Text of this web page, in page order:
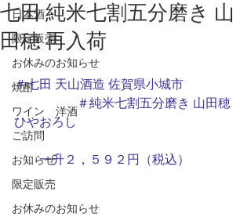
日本酒
限定販売
お休みのお知らせ
焼酎
ワイン 洋酒
ご訪問
お知らせ
限定販売
お休みのお知らせ
七田 純米七割五分磨き 山
田穂 再入荷
＃七田 天山酒造 佐賀県小城市
＃純米七割五分磨き 山田穂
ひやおろし
一升２，５９２円（税込）